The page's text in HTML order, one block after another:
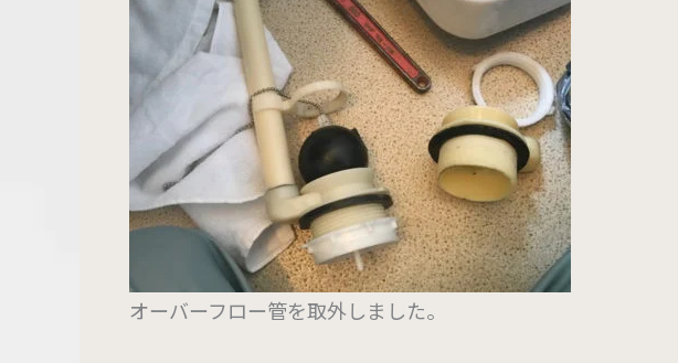
オーバーフロー管を取外しました。